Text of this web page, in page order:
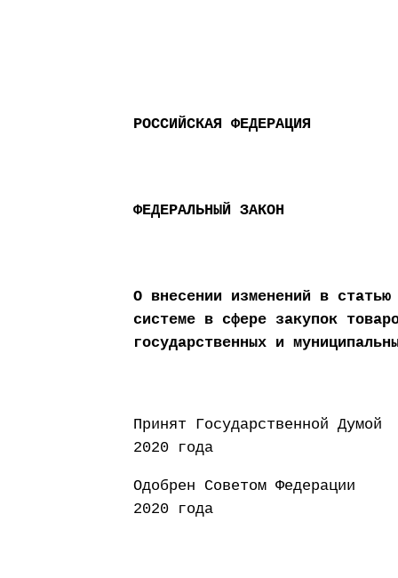
РОССИЙСКАЯ ФЕДЕРАЦИЯ
ФЕДЕРАЛЬНЫЙ ЗАКОН
О внесении изменений в
системе в сфере закупок
государственных и
Принят
2020 года
Одобрен
2020 года